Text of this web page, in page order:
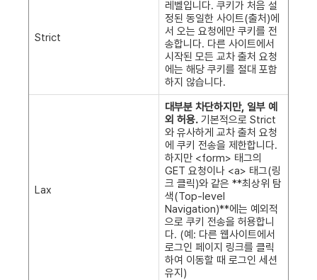
Strict
레벨입니다. 쿠키가 처음 설
정된 동일한 사이트(출처)에
서 오는 요청에만 쿠키를 전
송합니다. 다른 사이트에서
시작된 모든 교차 출처 요청
에는 해당 쿠키를 절대 포함
하지 않습니다.
Lax
대부분 차단하지만, 일부 예
외 허용. 기본적으로 Strict
와 유사하게 교차 출처 요청
에 쿠키 전송을 제한합니다.
하지만 <form> 태그의
GET 요청이나 <a> 태그(링
크 클릭)와 같은 **최상위 탐
색(Top-level
Navigation)**에는 예외적
으로 쿠키 전송을 허용합니
다. (예: 다른 웹사이트에서
로그인 페이지 링크를 클릭
하여 이동할 때 로그인 세션
유지)